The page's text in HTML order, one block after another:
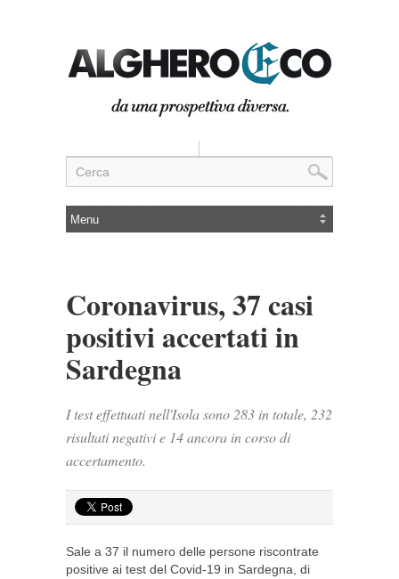
Coronavirus, 37 casi
positivi accertati in
Sardegna
I test effettuati nell'Isola sono 283 in totale, 232
risultati negativi e 14 ancora in corso di
accertamento.
Sale a 37 il numero delle persone riscontrate
positive ai test del Covid-19 in Sardegna, di